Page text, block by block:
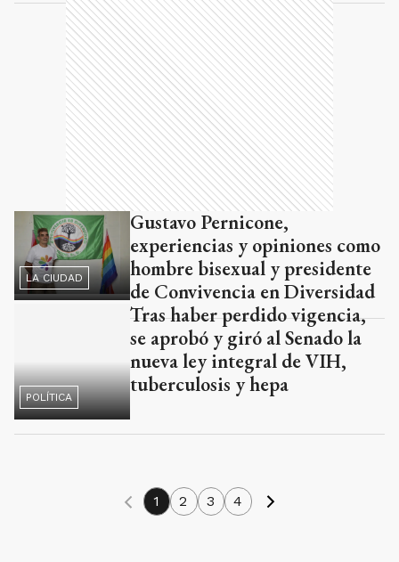
LA CIUDAD
Gustavo Pernicone,
experiencias y opiniones como
hombre bisexual y presidente
de Convivencia en Diversidad
POLÍTICA
Tras haber perdido vigencia,
se aprobó y giró al Senado la
nueva ley integral de VIH,
tuberculosis y hepa
1 2 3 4